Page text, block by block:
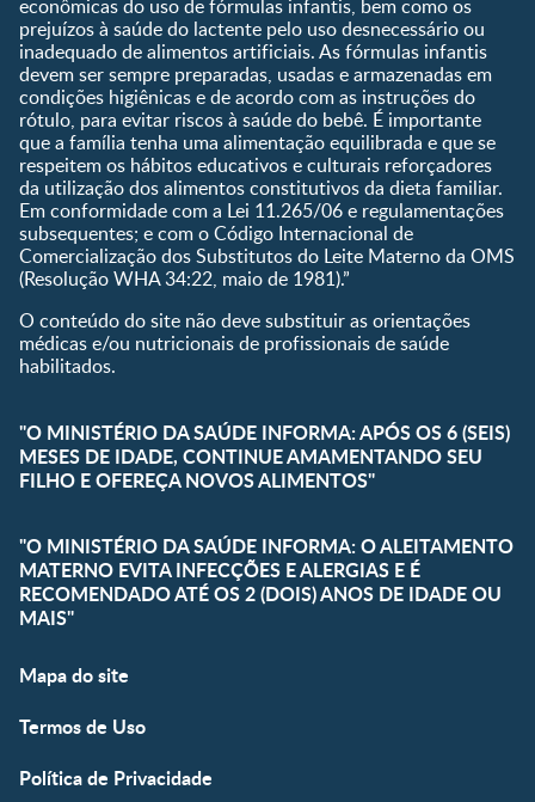
bebê
Planeta dos Pais
Receitas
econômicas do uso de fórmulas infantis, bem como os
prejuízos à saúde do lactente pelo uso desnecessário ou
inadequado de alimentos artificiais. As fórmulas infantis
devem ser sempre preparadas, usadas e armazenadas em
condições higiênicas e de acordo com as instruções do
rótulo, para evitar riscos à saúde do bebê. É importante
que a família tenha uma alimentação equilibrada e que se
respeitem os hábitos educativos e culturais reforçadores
da utilização dos alimentos constitutivos da dieta familiar.
Em conformidade com a Lei 11.265/06 e regulamentações
subsequentes; e com o Código Internacional de
Comercialização dos Substitutos do Leite Materno da OMS
(Resolução WHA 34:22, maio de 1981).”
O conteúdo do site não deve substituir as orientações
médicas e/ou nutricionais de profissionais de saúde
habilitados.
"O MINISTÉRIO DA SAÚDE INFORMA: APÓS OS 6 (SEIS)
MESES DE IDADE, CONTINUE AMAMENTANDO SEU
FILHO E OFEREÇA NOVOS ALIMENTOS"
"O MINISTÉRIO DA SAÚDE INFORMA: O ALEITAMENTO
MATERNO EVITA INFECÇÕES E ALERGIAS E É
RECOMENDADO ATÉ OS 2 (DOIS) ANOS DE IDADE OU
MAIS"
Mapa do site
Termos de Uso
Política de Privacidade